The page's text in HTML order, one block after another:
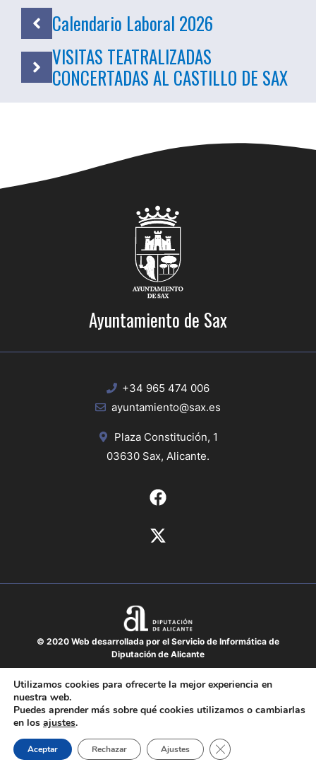
Calendario Laboral 2026
VISITAS TEATRALIZADAS
CONCERTADAS AL CASTILLO DE SAX
Ayuntamiento de Sax
+34 965 474 006
ayuntamiento@sax.es
Plaza Constitución, 1
03630 Sax, Alicante.
© 2020 Web desarrollada por el Servicio de Informática de
Diputación de Alicante
Aviso legal
Política de cookies
Utilizamos cookies para ofrecerte la mejor experiencia en
nuestra web.
Puedes aprender más sobre qué cookies utilizamos o cambiarlas
en los ajustes.
Aceptar Rechazar Ajustes Cerrar el banner de